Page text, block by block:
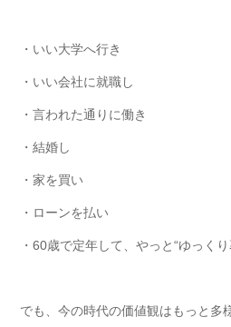
・いい大学へ行き
・いい会社に就職し
・言われた通りに働き
・結婚し
・家を買い
・ローンを払い
・60歳で定年して、やっと“ゆっく
でも、今の時代の価値観はもっと多